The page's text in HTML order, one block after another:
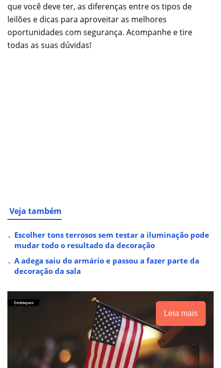
que você deve ter, as diferenças entre os tipos de
leilões e dicas para aproveitar as melhores
oportunidades com segurança. Acompanhe e tire
todas as suas dúvidas!
Veja também
Escolher tons terrosos sem testar a iluminação pode
mudar todo o resultado da decoração
A adega saiu do armário e passou a fazer parte da
decoração da sala
Leia mais